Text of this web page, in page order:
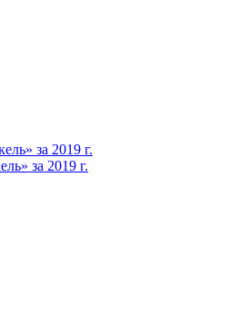
за 2019 г.
за 2019 г.